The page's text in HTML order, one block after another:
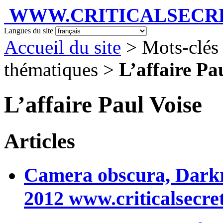
Langues du site
Accueil du site > Mots-clés
thématiques > L’affaire
L’affaire Paul Voise
Articles
Camera obscura,
2012